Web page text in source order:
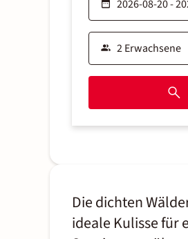
Die dichten
ideale Kulisse für